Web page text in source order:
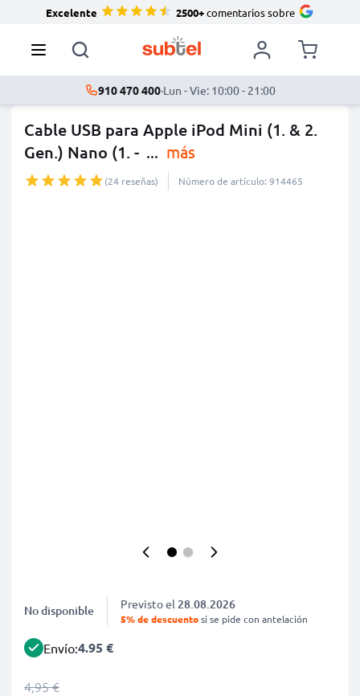
Excelente 2500+comentarios sobre
910 470 400·Lun - Vie: 10:00 - 21:00
Cable USB para Apple iPod Mini (1. & 2.
Gen.) Nano (1. - ... más
(24 reseñas) Número de artículo: 914465
No disponible Previsto el 28.08.2026
5% de descuentosi se pide con antelación
Envío:4.95 €
4,95 €